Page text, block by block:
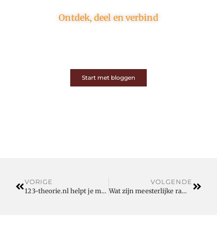
Ontdek, deel en verbind
Start met bloggen
VORIGE
123-theorie.nl helpt je met een examengerichte spoedcursus aan je autotheorie
VOLGENDE
Wat zijn meesterlijke ramen en deuren?